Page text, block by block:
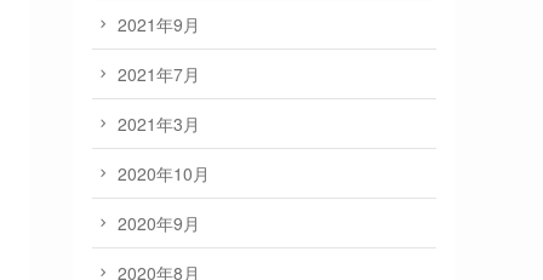
2021年9月
2021年7月
2021年3月
2020年10月
2020年9月
2020年8月